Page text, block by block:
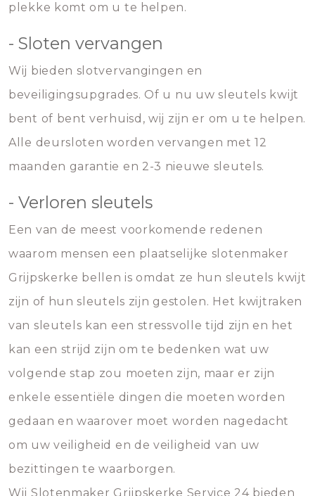
plekke komt om u te helpen.
- Sloten vervangen
Wij bieden slotvervangingen en
beveiligingsupgrades. Of u nu uw sleutels kwijt
bent of bent verhuisd, wij zijn er om u te helpen.
Alle deursloten worden vervangen met 12
maanden garantie en 2-3 nieuwe sleutels.
- Verloren sleutels
Een van de meest voorkomende redenen
waarom mensen een plaatselijke slotenmaker
Grijpskerke bellen is omdat ze hun sleutels kwijt
zijn of hun sleutels zijn gestolen. Het kwijtraken
van sleutels kan een stressvolle tijd zijn en het
kan een strijd zijn om te bedenken wat uw
volgende stap zou moeten zijn, maar er zijn
enkele essentiële dingen die moeten worden
gedaan en waarover moet worden nagedacht
om uw veiligheid en de veiligheid van uw
bezittingen te waarborgen.
Wij Slotenmaker Grijpskerke Service 24 bieden